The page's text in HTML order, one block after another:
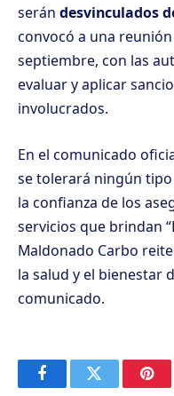
serán desvinculados
convocó a una
septiembre, con las
evaluar y aplicar
involucrados.
En el comunicado
se tolerará ningún
la confianza de los
servicios que brindan
Maldonado Carbo
la salud y el bienestar
comunicado.
FacebookTwitter